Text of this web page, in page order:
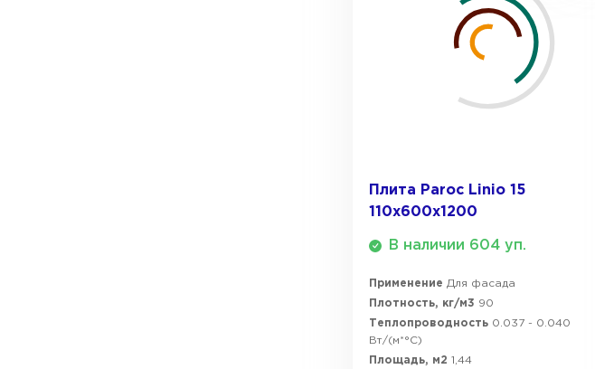
Плита Paroc Linio 15
110х600х1200
В наличии 604 уп.
Применение Для фасада
Плотность, кг/м3 90
Теплопроводность 0.037 - 0.040
Вт/(м*°C)
Площадь, м2 1,44